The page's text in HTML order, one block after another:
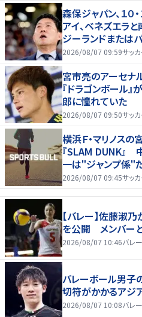
森保ジャパン、１
アイ、ベネズエラ
ジーランドまたは
2026/08/07 09:59サッ
宮市亮のアーセナ
『ドラゴンボール
郎に憧れていた
2026/08/07 09:50サッ
横浜Ｆ・マリノスの
『SLAM DUNK』
一は"ジャンプ係"
2026/08/07 09:45サッ
【バレー】佐藤淑
を公開 メンバー
2026/08/07 10:46バレー
バレーボール男
切符がかかるアジ
2026/08/07 10:08バレー